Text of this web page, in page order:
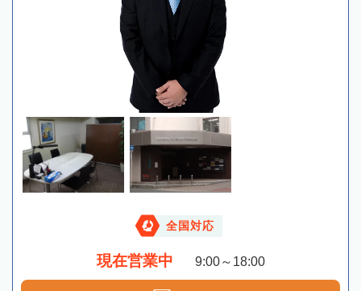
全国対応
現在営業中 9:00～18:00